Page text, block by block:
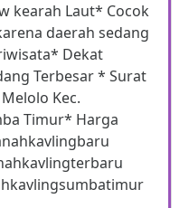
kearah Laut* Cocok
daerah sedang
Dekat
Terbesar * Surat
Kec.
Timur* Harga